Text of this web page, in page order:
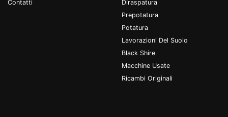
Contatti
Diraspatura
Prepotatura
Potatura
Lavorazioni Del Suolo
Black Shire
Macchine Usate
Ricambi Originali